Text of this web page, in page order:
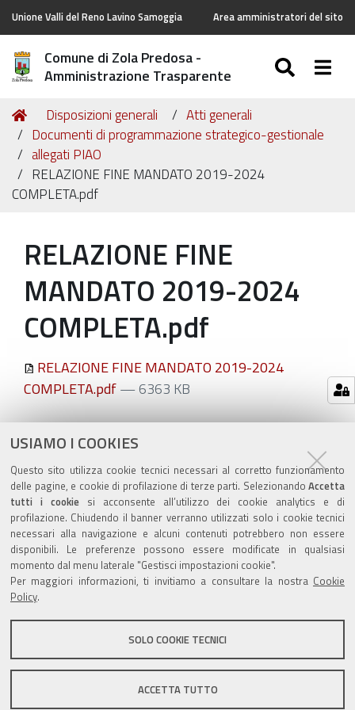
USIAMO I COOKIES
Questo sito utilizza cookie tecnici necessari al corretto funzionamento
delle pagine, e cookie di profilazione di terze parti. Selezionando Accetta
tutti i cookiesi acconsente all’utilizzo dei cookie analytics e di
profilazione. Chiudendo il banner verranno utilizzati solo i cookie tecnici
necessari alla navigazione e alcuni contenuti potrebbero non essere
disponibili. Le preferenze possono essere modificate in qualsiasi
momento dal menu laterale "Gestisci impostazioni cookie".
Per maggiori informazioni, ti invitiamo a consultare la nostra Cookie
Policy.
SOLO COOKIE TECNICI
ACCETTA TUTTO
Unione Valli del Reno Lavino Samoggia Area amministratori del sito
Comune di Zola Predosa -
Amministrazione Trasparente
Tu
sei
qui:
Home
Disposizioni generali
Atti generali
Documenti di programmazione strategico-gestionale
allegati PIAO
RELAZIONE FINE MANDATO 2019-2024
COMPLETA.pdf
RELAZIONE FINE
MANDATO 2019-2024
COMPLETA.pdf
RELAZIONE FINE MANDATO 2019-2024
COMPLETA.pdf— 6363 KB
Azioni
sul
documento
ultima modifica 28/03/2024
Valuta questo sito
Sito istituzionale Comune di Zola Predosa